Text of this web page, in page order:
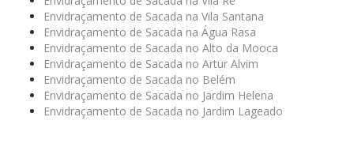
Envidraçamento de Sacada na Vila Santana
Envidraçamento de Sacada na Água Rasa
Envidraçamento de Sacada no Alto da Mooca
Envidraçamento de Sacada no Artur Alvim
Envidraçamento de Sacada no Belém
Envidraçamento de Sacada no Jardim Helena
Envidraçamento de Sacada no Jardim Lageado